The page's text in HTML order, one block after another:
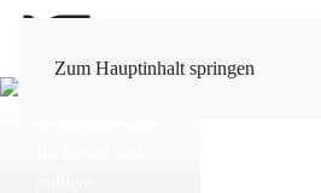
Zum Hauptinhalt springen
MAXist die